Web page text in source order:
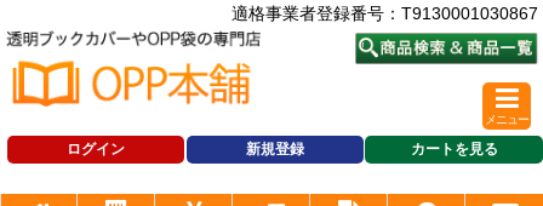
適格事業者登録番号：T9130001030867
ログイン 新規登録 カートを見る
メニュー